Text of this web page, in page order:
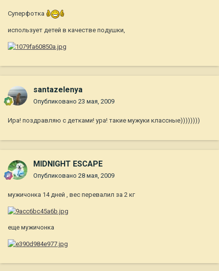
Суперфотка
использует детей в качестве подушки,
santazelenya
Опубликовано 23 мая, 2009
Ира! поздравляю с детками! ура! такие мужуки классные))))))))
MIDNIGHT ESCAPE
Опубликовано 28 мая, 2009
мужичонка 14 дней , вес перевалил за 2 кг
еще мужичонка